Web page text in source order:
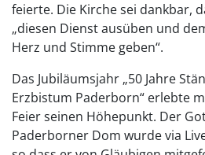
feierte. Die Kirche sei dankbar,
„diesen Dienst ausüben und
Herz und Stimme geben“.
Das Jubiläumsjahr „50 Jahre
Erzbistum Paderborn“ erlebte
Feier seinen Höhepunkt. Der
Paderborner Dom wurde via